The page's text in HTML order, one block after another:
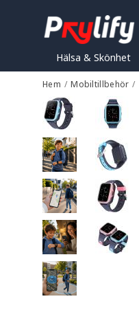
Hälsa & Skönhet
Hem / Mobiltillbehör /